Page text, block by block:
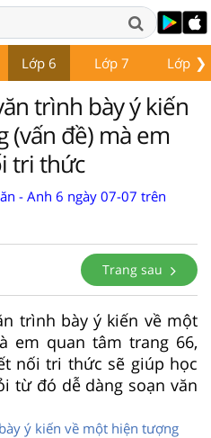
❯
Lớp 6 Lớp 7 Lớp 8
trình bày ý kiến
đề) mà em
tri thức
- Anh 6 ngày 07-07 trên
Trang sau
trình bày ý kiến về một
em quan tâm trang 66,
nối tri thức sẽ giúp học
từ đó dễ dàng soạn văn
ý kiến về một hiện tượng